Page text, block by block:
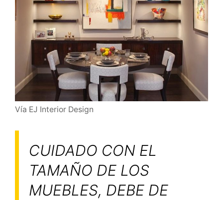
Vía EJ Interior Design
CUIDADO CON EL
TAMAÑO DE LOS
MUEBLES, DEBE DE